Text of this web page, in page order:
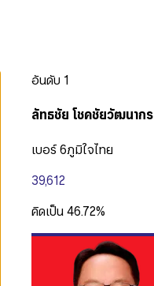
อันดับ 1
ลัทธชัย โชคชัยวัฒนากร
เบอร์ 6ภูมิใจไทย
39,612
คิดเป็น46.72%